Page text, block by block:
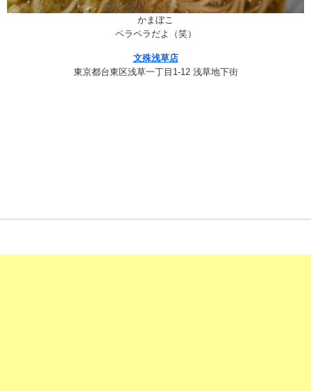
かまぼこ
ペラペラだよ（笑）
文殊浅草店
東京都台東区浅草一丁目1-12 浅草地下街